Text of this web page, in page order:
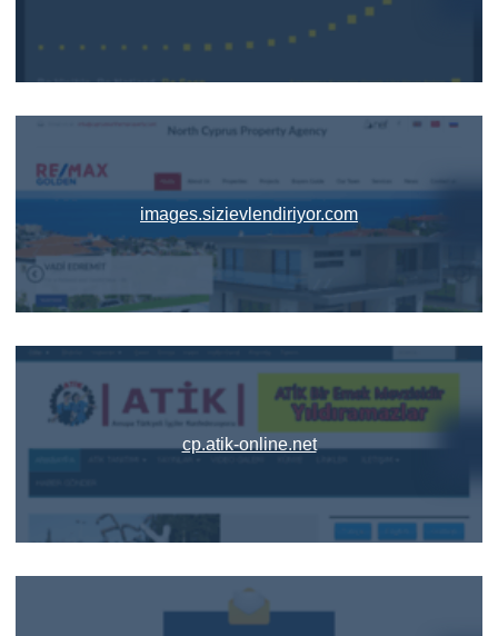
images.sizievlendiriyor.com
cp.atik-online.net